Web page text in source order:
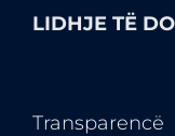
LIDHJE TË
Transparencë